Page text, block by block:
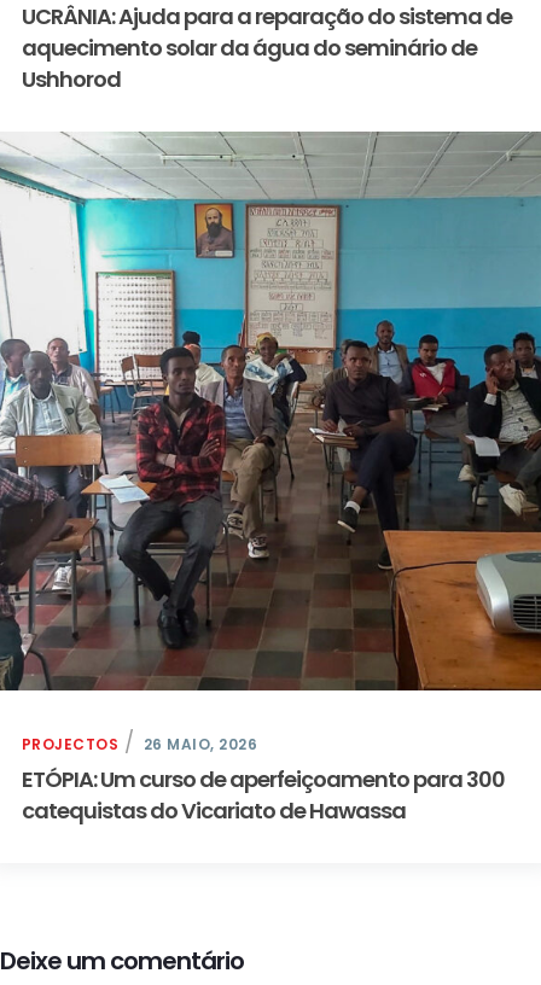
UCRÂNIA: Ajuda para a reparação do sistema de
aquecimento solar da água do seminário de
Ushhorod
PROJECTOS 26 MAIO, 2026
ETÓPIA: Um curso de aperfeiçoamento para 300
catequistas do Vicariato de Hawassa
Deixe um comentário